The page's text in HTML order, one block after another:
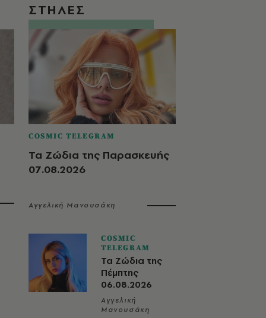
ΣΤΗΛΕΣ
COSMIC TELEGRAM
Τα Ζώδια της Παρασκευής
07.08.2026
Αγγελική Μανουσάκη
COSMIC
TELEGRAM
Τα Ζώδια της
Πέμπτης
06.08.2026
Αγγελική
Μανουσάκη